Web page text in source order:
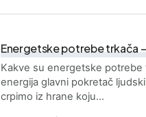
Energetske potrebe trkača
Kakve su energetske potrebe
energija glavni pokretač
crpimo iz hrane koju…